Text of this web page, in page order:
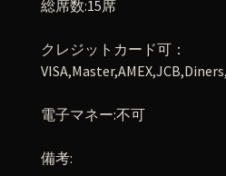
総席数:15席
クレジットカード可：
VISA,Master,AMEX,JCB,Diners,
電子マネー:不可
備考: